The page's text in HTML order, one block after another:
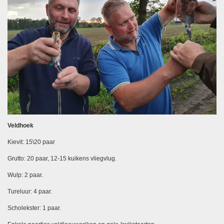
Veldhoek
Kievit: 15\20 paar
Grutto: 20 paar, 12-15 kuikens vliegvlug.
Wulp: 2 paar.
Tureluur: 4 paar.
Scholekster: 1 paar.